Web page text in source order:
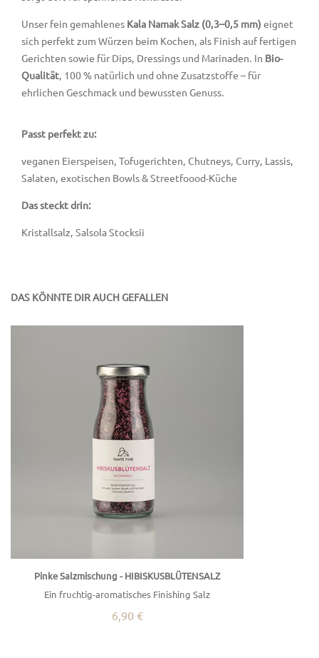
Unser fein gemahlenes Kala Namak Salz (0,3–0,5 mm) eignet
sich perfekt zum Würzen beim Kochen, als Finish auf fertigen
Gerichten sowie für Dips, Dressings und Marinaden. In Bio-
Qualität, 100 % natürlich und ohne Zusatzstoffe – für
ehrlichen Geschmack und bewussten Genuss.
Passt perfekt zu:
veganen Eierspeisen, Tofugerichten, Chutneys, Curry, Lassis,
Salaten, exotischen Bowls & Streetfoood-Küche
Das steckt drin:
Kristallsalz, Salsola Stocksii
DAS KÖNNTE DIR AUCH GEFALLEN
Pinke Salzmischung - HIBISKUSBLÜTENSALZ
Ein fruchtig-aromatisches Finishing Salz
6,90 €